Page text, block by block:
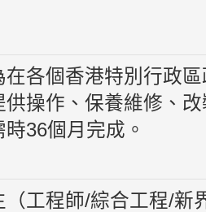
在各個香港特別行政
供操作、保養維修、
36個月完成。
（工程師/綜合工程/新